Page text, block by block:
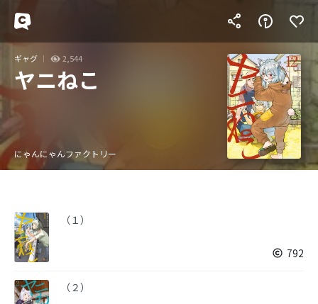
ギャグ 2,544
ヤニねこ
にゃんにゃんファクトリー
（１）
792
（２）